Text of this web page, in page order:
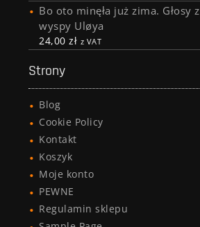
Bo oto minęła już zima. Głosy z
wyspy Uløya
24,00zł z VAT
Strony
Blog
Cookie Policy
Kontakt
Koszyk
Moje konto
PEWNE
Regulamin sklepu